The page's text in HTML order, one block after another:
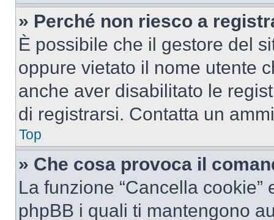
» Perché non riesco a
È possibile che il gestore del
oppure vietato il nome utente
anche aver disabilitato le
di registrarsi. Contatta un
Top
» Che cosa provoca il
La funzione “Cancella
phpBB i quali ti mantengono